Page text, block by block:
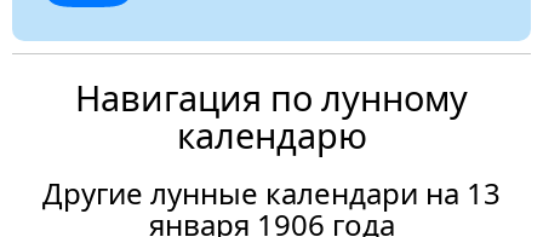
Навигация по лунному
календарю
Другие лунные календари на 13
января 1906 года